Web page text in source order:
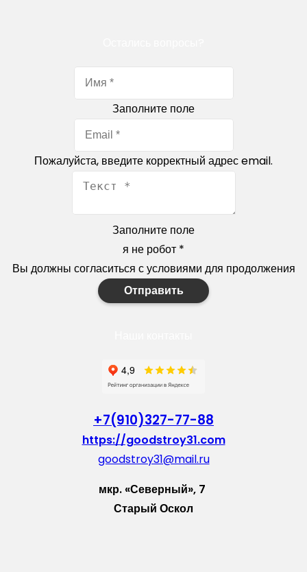
Заполните поле
Пожалуйста, введите корректный адрес email.
Заполните поле
я не робот *
Вы должны согласиться с условиями для продолжения
Отправить
+7(910)327-77-88
https://goodstroy31.com
goodstroy31@mail.ru
мкр. «Северный», 7
Старый Оскол